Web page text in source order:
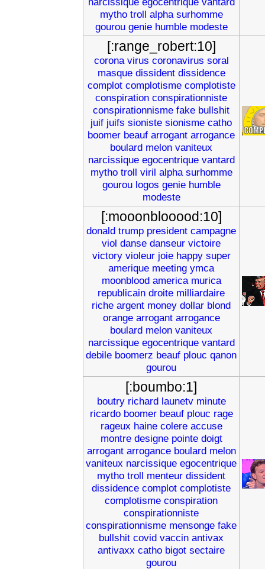
mytho troll alpha surhomme
gourou genie humble modeste
[:range_robert:10]
corona virus coronavirus soral
masque dissident dissidence
complot complotisme complotiste
conspiration conspirationniste
conspirationnisme fake bullshit
juif juifs sioniste sionisme catho
boomer beauf arrogant arrogance
boulard melon vaniteux
narcissique egocentrique vantard
mytho troll viril alpha surhomme
gourou logos genie humble
modeste
[:mooonblooood:10]
donald trump president campagne
viol danse danseur victoire
victory violeur joie happy super
amerique meeting ymca
moonblood america murica
republicain droite milliardaire
riche argent money dollar blond
orange arrogant arrogance
boulard melon vaniteux
narcissique egocentrique vantard
debile boomerz beauf plouc qanon
gourou
[:boumbo:1]
boutry richard launetv minute
ricardo boomer beauf plouc rage
rageux haine colere accuse
montre designe pointe doigt
arrogant arrogance boulard melon
vaniteux narcissique egocentrique
mytho troll menteur dissident
dissidence complot complotiste
complotisme conspiration
conspirationniste
conspirationnisme mensonge fake
bullshit covid vaccin antivax
antivaxx catho bigot sectaire
gourou